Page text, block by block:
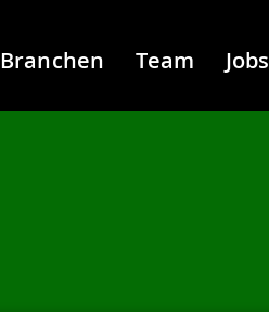
Branchen Team Jobs